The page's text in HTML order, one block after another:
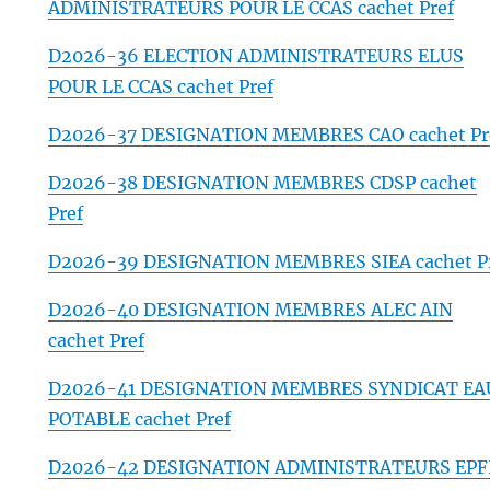
ADMINISTRATEURS POUR LE CCAS cachet Pref
D2026-36 ELECTION ADMINISTRATEURS ELUS
POUR LE CCAS cachet Pref
D2026-37 DESIGNATION MEMBRES CAO cachet
D2026-38 DESIGNATION MEMBRES CDSP cachet
Pref
D2026-39 DESIGNATION MEMBRES SIEA cachet
D2026-40 DESIGNATION MEMBRES ALEC AIN
cachet Pref
D2026-41 DESIGNATION MEMBRES SYNDICAT
POTABLE cachet Pref
D2026-42 DESIGNATION ADMINISTRATEURS